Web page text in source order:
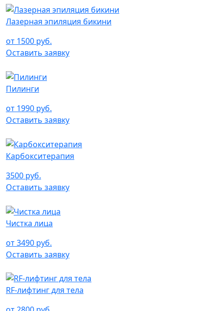
Лазерная эпиляция бикини
от 1500 руб.
Оставить заявку
Пилинги
от 1990 руб.
Оставить заявку
Карбокситерапия
3500 руб.
Оставить заявку
Чистка лица
от 3490 руб.
Оставить заявку
RF-лифтинг для тела